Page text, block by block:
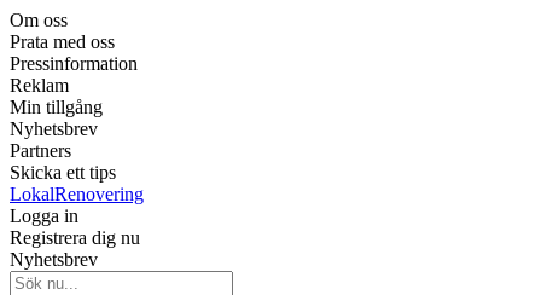
Om oss
Prata med oss
Pressinformation
Reklam
Min tillgång
Nyhetsbrev
Partners
Skicka ett tips
LokalRenovering
Logga in
Registrera dig nu
Nyhetsbrev